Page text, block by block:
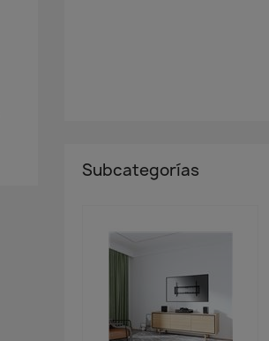
Subcategorías